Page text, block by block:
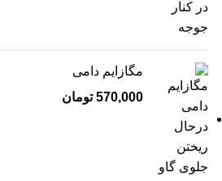
مگازایم دامی
570,000 تومان